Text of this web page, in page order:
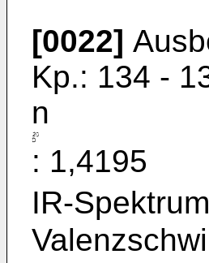
[0022]
Kp.: 134 -
n
: 1,4195
IR-